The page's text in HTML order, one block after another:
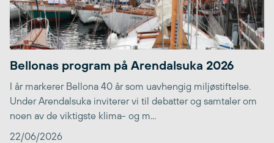
Bellonas program på Arendalsuka 2026
I år markerer Bellona 40 år som uavhengig miljøstiftelse.
Under Arendalsuka inviterer vi til debatter og samtaler om
noen av de viktigste klima- og m...
22/06/2026